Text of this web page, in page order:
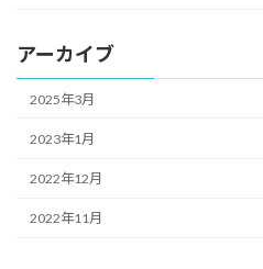
アーカイブ
2025年3月
2023年1月
2022年12月
2022年11月